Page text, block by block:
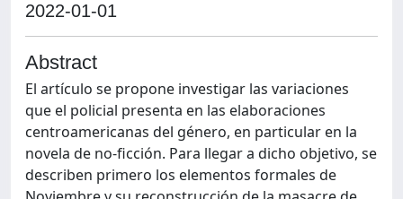
2022-01-01
Abstract
El artículo se propone investigar las variaciones
que el policial presenta en las elaboraciones
centroamericanas del género, en particular en la
novela de no-ficción. Para llegar a dicho objetivo, se
describen primero los elementos formales de